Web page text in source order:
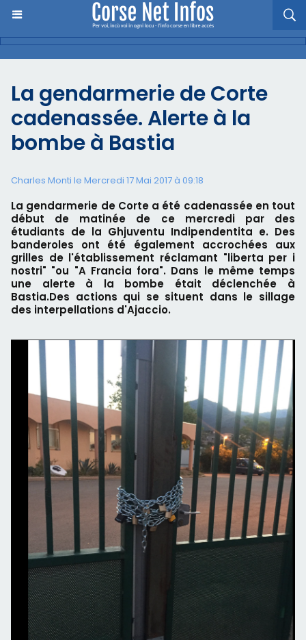
La gendarmerie de Corte
cadenassée. Alerte à la
bombe à Bastia
Charles Monti le Mercredi 17 Mai 2017 à 09:18
La gendarmerie de Corte a été cadenassée en tout
début de matinée de ce mercredi par des
étudiants de la Ghjuventu Indipendentita e. Des
banderoles ont été également accrochées aux
grilles de l'établissement réclamant "liberta per i
nostri" "ou "A Francia fora". Dans le même temps
une alerte à la bombe était déclenchée à
Bastia.Des actions qui se situent dans le sillage
des interpellations d'Ajaccio.